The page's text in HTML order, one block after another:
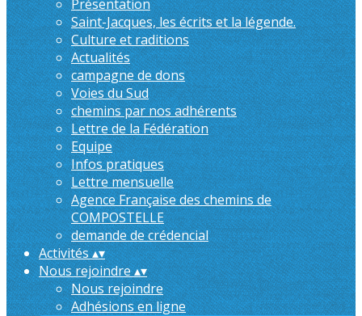
Présentation
Saint-Jacques, les écrits et la légende.
Culture et raditions
Actualités
campagne de dons
Voies du Sud
chemins par nos adhérents
Lettre de la Fédération
Equipe
Infos pratiques
Lettre mensuelle
Agence Française des chemins de
COMPOSTELLE
demande de crédencial
Activités▴▾
Nous rejoindre▴▾
Nous rejoindre
Adhésions en ligne